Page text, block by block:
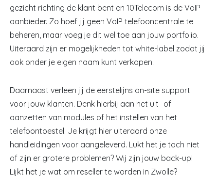
gezicht richting de klant bent en 10Telecom is de VoIP
aanbieder. Zo hoef jij geen VoIP telefooncentrale te
beheren, maar voeg je dit wel toe aan jouw portfolio.
Uiteraard zijn er mogelijkheden tot white-label zodat jij
ook onder je eigen naam kunt verkopen.
Daarnaast verleen jij de eerstelijns on-site support
voor jouw klanten. Denk hierbij aan het uit- of
aanzetten van modules of het instellen van het
telefoontoestel. Je krijgt hier uiteraard onze
handleidingen voor aangeleverd. Lukt het je toch niet
of zijn er grotere problemen? Wij zijn jouw back-up!
Lijkt het je wat om reseller te worden in Zwolle?